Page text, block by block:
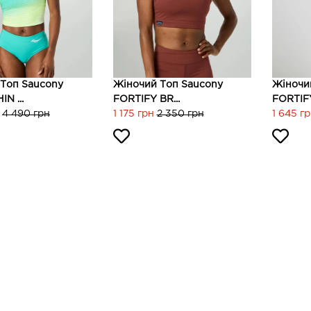
Saucony
...
4 490 грн
Жіночий Топ Saucony
FORTIFY BR...
1 175 грн 2 350 грн
1 645